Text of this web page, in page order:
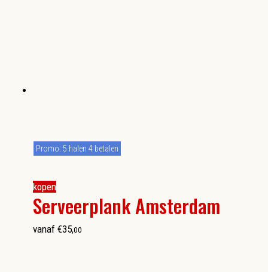
kopen
Serveerplank Amsterdam
Promo: 5 halen 4 betalen
vanaf €35,00